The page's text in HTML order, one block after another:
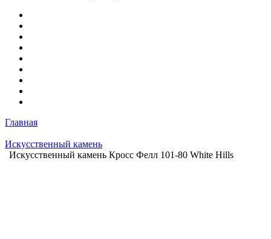
Главная
Искусственный камень
Искусственный камень Кросс Фелл 101-80 White Hills